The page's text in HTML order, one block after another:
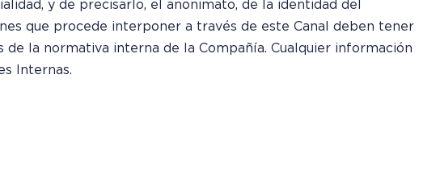
y de precisarlo, el anonimato, de la identidad del
que procede interponer a través de este Canal deben tener
la normativa interna de la Compañía. Cualquier información
Internas.